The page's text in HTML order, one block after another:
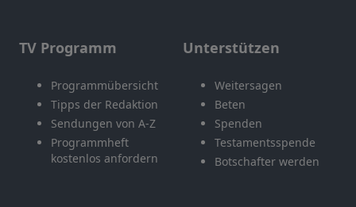
TV Programm
Programmübersicht
Tipps der Redaktion
Sendungen von A-Z
Programmheft
kostenlos anfordern
Unterstützen
Weitersagen
Beten
Spenden
Testamentsspende
Botschafter werden